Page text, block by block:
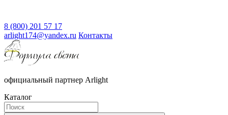
8 (800) 201 57 17
arlight174@yandex.ru Контакты
официальный партнер Arlight
Каталог